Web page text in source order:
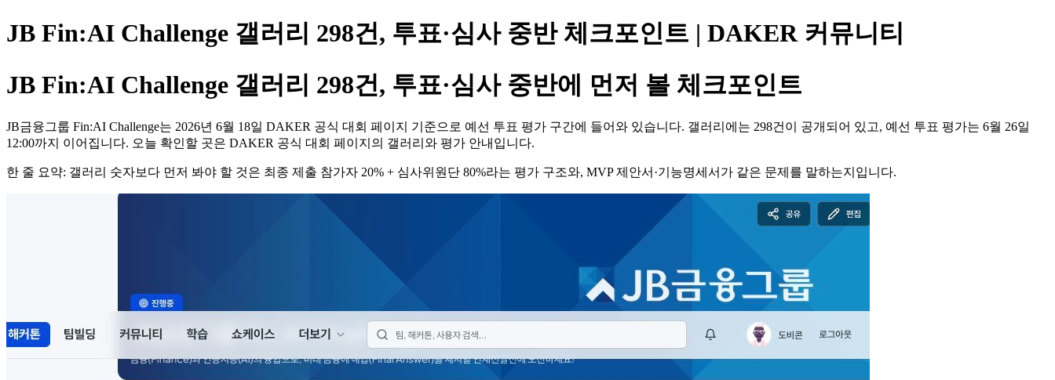
JB Fin:AI Challenge 갤러리 298건, 투표·심사 중반 체크포인트 | DAKER 커뮤니티
JB Fin:AI Challenge 갤러리 298건, 투표·심사 중반에 먼저 볼 체크포인트
JB금융그룹 Fin:AI Challenge는 2026년 6월 18일 DAKER 공식 대회 페이지 기준으로 예선 투표 평가 구간에 들어와 있습니다. 갤러리에는 298건이 공개되어 있고, 예선 투표 평가는 6월 26일
12:00까지 이어집니다. 오늘 확인할 곳은 DAKER 공식 대회 페이지의 갤러리와 평가 안내입니다.
한 줄 요약: 갤러리 숫자보다 먼저 봐야 할 것은 최종 제출 참가자 20% + 심사위원단 80%라는 평가 구조와, MVP 제안서·기능명세서가 같은 문제를 말하는지입니다.